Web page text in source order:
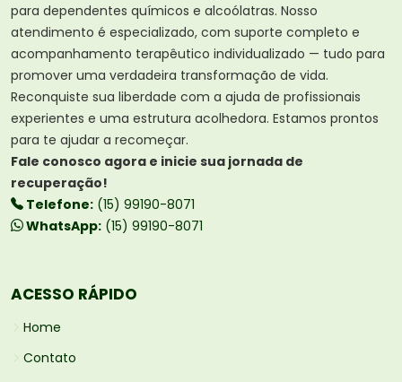
para dependentes químicos e alcoólatras. Nosso
atendimento é especializado, com suporte completo e
acompanhamento terapêutico individualizado — tudo para
promover uma verdadeira transformação de vida.
Reconquiste sua liberdade com a ajuda de profissionais
experientes e uma estrutura acolhedora. Estamos prontos
para te ajudar a recomeçar.
Fale conosco agora e inicie sua jornada de
recuperação!
Telefone: (15) 99190-8071
WhatsApp: (15) 99190-8071
ACESSO RÁPIDO
Home
Contato